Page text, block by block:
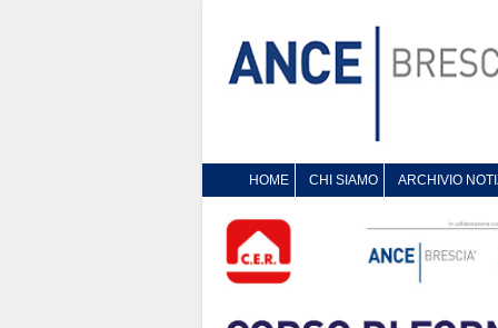
HOME CHI SIAMO ARCHIVIO